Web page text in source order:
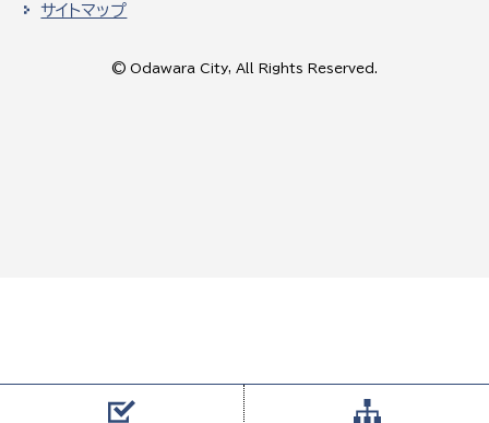
サイトマップ
© Odawara City, All Rights Reserved.